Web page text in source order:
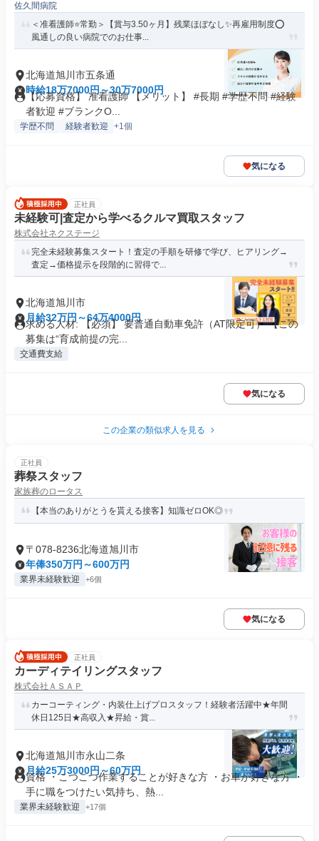
佐久間病院
＜准看護師⭐常勤＞【賞与3.50ヶ月】残業ほぼなし✨再雇用制度⭕
風通しの良い病院でのお仕事...
北海道旭川市五条通
時給18万7000円～30万7000円
【応募資格】 准看護師 【メリット】 #長期 #学歴不問 #経験
者歓迎 #ブランクO...
学歴不問 経験者歓迎 +1個
気になる
正社員
未経験可|査定から学べるクルマ買取スタッフ
株式会社ネクステージ
完全未経験募集スタート！査定の手順を研修で学び、ヒアリング→
査定→価格提示を段階的に習得で...
北海道旭川市
月給32万円～64万4000円
求める人材: 【必須】 要普通自動車免許（AT限定可） 【この
募集は“育成前提の完...
交通費支給
気になる
この企業の類似求人を見る
正社員
葬祭スタッフ
家族葬のロータス
【本当のありがとうを貰える接客】知識ゼロOK◎
〒078-8236北海道旭川市
年俸350万円～600万円
業界未経験歓迎 +6個
気になる
正社員
カーディテイリングスタッフ
株式会社ＡＳＡＰ
カーコーティング・内装仕上げプロスタッフ！経験者活躍中★年間
休日125日★高収入★昇給・賞...
北海道旭川市永山二条
月給25万3000円～60万円
資格 ・こつこつ作業することが好きな方 ・お車が好きな方 ・
手に職をつけたい気持ち、熱...
業界未経験歓迎 +17個